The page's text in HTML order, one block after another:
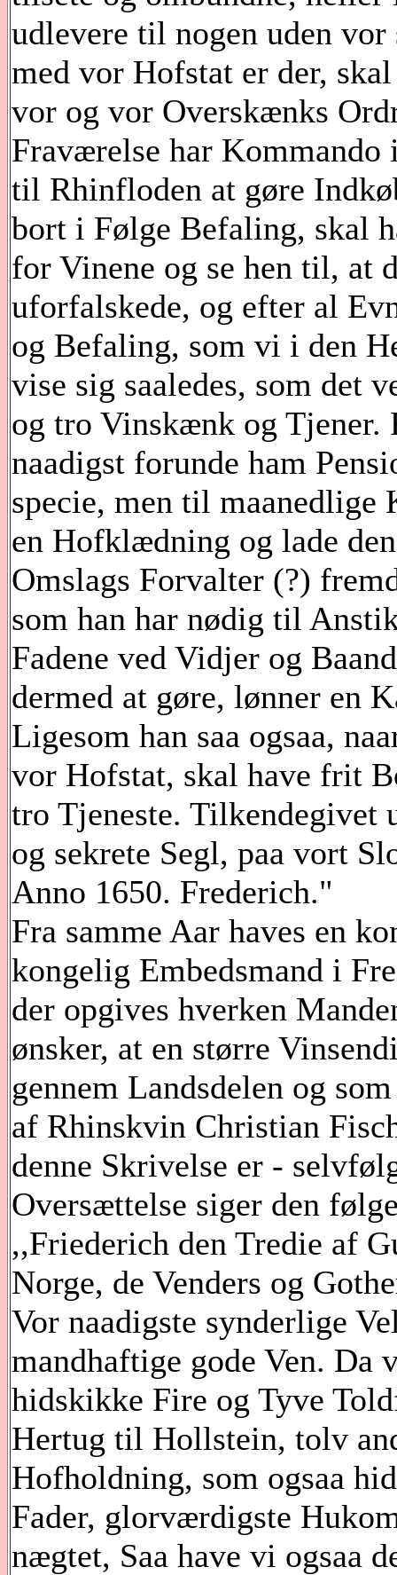
udlevere til nogen uden
med vor Hofstat er der,
vor og vor Overskænks
Fraværelse har
til Rhinfloden at gøre
bort i Følge Befaling, skal
for Vinene og se hen til, at
uforfalskede, og efter al
og Befaling, som vi i den
vise sig saaledes, som det
og tro Vinskænk og Tjener.
naadigst forunde ham
specie, men til maanedlige
en Hofklædning og lade
Omslags Forvalter (?)
som han har nødig til
Fadene ved Vidjer og
dermed at gøre, lønner en
Ligesom han saa ogsaa,
vor Hofstat, skal have frit
tro Tjeneste. Tilkendegivet
og sekrete Segl, paa vort
Anno 1650. Frederich."
Fra samme Aar haves en
kongelig Embedsmand i
der opgives hverken
ønsker, at en større
gennem Landsdelen og
af Rhinskvin Christian
denne Skrivelse er -
Oversættelse siger den
,,Friederich den Tredie af
Norge, de Venders og
Vor naadigste synderlige
mandhaftige gode Ven. Da
hidskikke Fire og Tyve
Hertug til Hollstein, tolv
Hofholdning, som ogsaa
Fader, glorværdigste
nægtet, Saa have vi ogsaa